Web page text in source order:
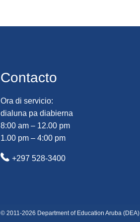
Contacto
Ora di servicio:
dialuna pa diabierna
8:00 am – 12.00 pm
1.00 pm – 4:00 pm
+297 528-3400
© 2011-2026 Department of Education Aruba (DEA)